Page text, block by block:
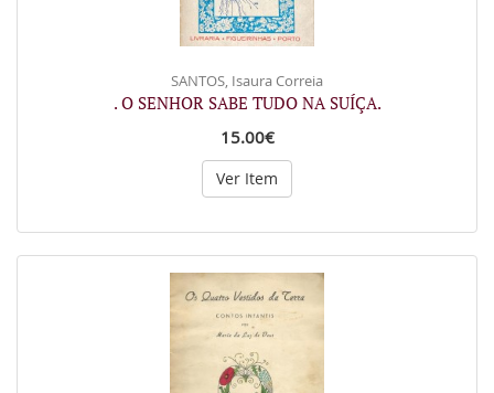
SANTOS, Isaura Correia
. O SENHOR SABE TUDO NA SUÍÇA.
15.00€
Ver Item